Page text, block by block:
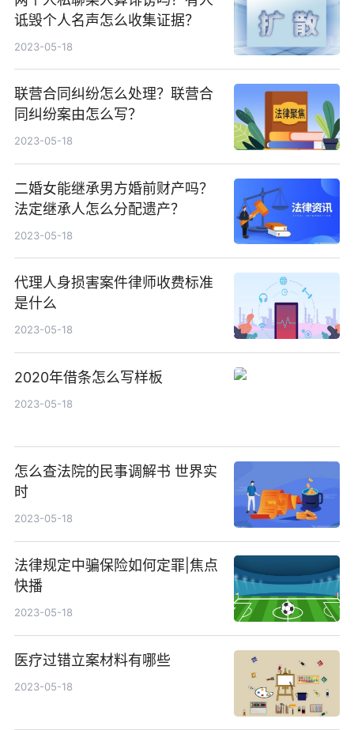
诋毁个人名声怎么收集证据？
2023-05-18
联营合同纠纷怎么处理？联营合
同纠纷案由怎么写？
2023-05-18
二婚女能继承男方婚前财产吗？
法定继承人怎么分配遗产？
2023-05-18
代理人身损害案件律师收费标准
是什么
2023-05-18
2020年借条怎么写样板
2023-05-18
怎么查法院的民事调解书 世界实
时
2023-05-18
法律规定中骗保险如何定罪|焦点
快播
2023-05-18
医疗过错立案材料有哪些
2023-05-18